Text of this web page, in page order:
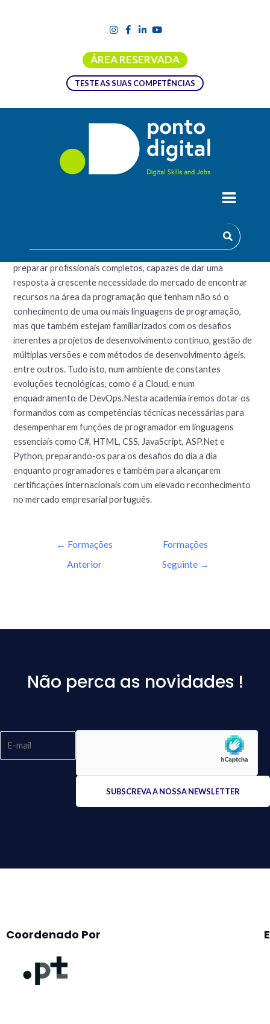
ÁREA RESERVADA
TESTE AS SUAS COMPETÊNCIAS
preparar profissionais completos, capazes de dar uma
resposta à crescente necessidade do mercado de encontrar
recursos na área da programação que tenham não só o
conhecimento de uma ou mais linguagens de programação,
mas que também estejam familiarizados com os desafios
inerentes a projetos de desenvolvimento contínuo, gestão de
múltiplas versões e com métodos de desenvolvimento ágeis,
entre outros. Tudo isto, num ambiente de constantes
evoluções tecnológicas, como é a Cloud, e num
enquadramento de DevOps.Nesta academia iremos dotar os
formandos com as competências técnicas necessárias para
desempenharem funções de programador em linguagens
essenciais como C#, HTML, CSS, JavaScript, ASP.Net e
Python, preparando-os para os desafios do dia a dia
enquanto programadores e também para alcançarem
certificações internacionais com um elevado reconhecimento
no mercado empresarial português.
← Formações
Anterior
Formações
Seguinte →
Não perca as novidades !
Coordenado Por